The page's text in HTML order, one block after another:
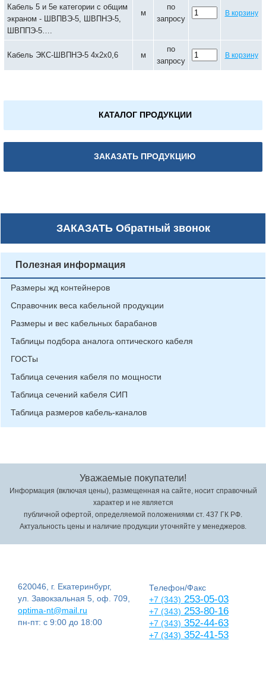
Кабель 5 и 5е категории с общим
экраном - ШВПВЭ-5, ШВПНЭ-5,
ШВППЭ-5….
м
по
запросу
В корзину
Кабель ЭКС-ШВПНЭ-5 4х2х0,6 м
по
запросу
В корзину
КАТАЛОГ ПРОДУКЦИИ
ЗАКАЗАТЬ ПРОДУКЦИЮ
ЗАКАЗАТЬОбратный звонок
Полезная информация
Размеры жд контейнеров
Справочник веса кабельной продукции
Размеры и вес кабельных барабанов
Таблицы подбора аналога оптического кабеля
ГОСТы
Таблица сечения кабеля по мощности
Таблица сечений кабеля СИП
Таблица размеров кабель-каналов
Уважаемые покупатели!
Информация (включая цены), размещенная на сайте, носит справочный
характер и не является
публичной офертой, определяемой положениями ст. 437 ГК РФ.
Актуальность цены и наличие продукции уточняйте у менеджеров.
620046, г. Екатеринбург,
ул. Завокзальная 5, оф. 709,
optima-nt@mail.ru
пн-пт: с 9:00 до 18:00
Телефон/Факс
+7 (343) 253-05-03
+7 (343) 253-80-16
+7 (343) 352-44-63
+7 (343) 352-41-53